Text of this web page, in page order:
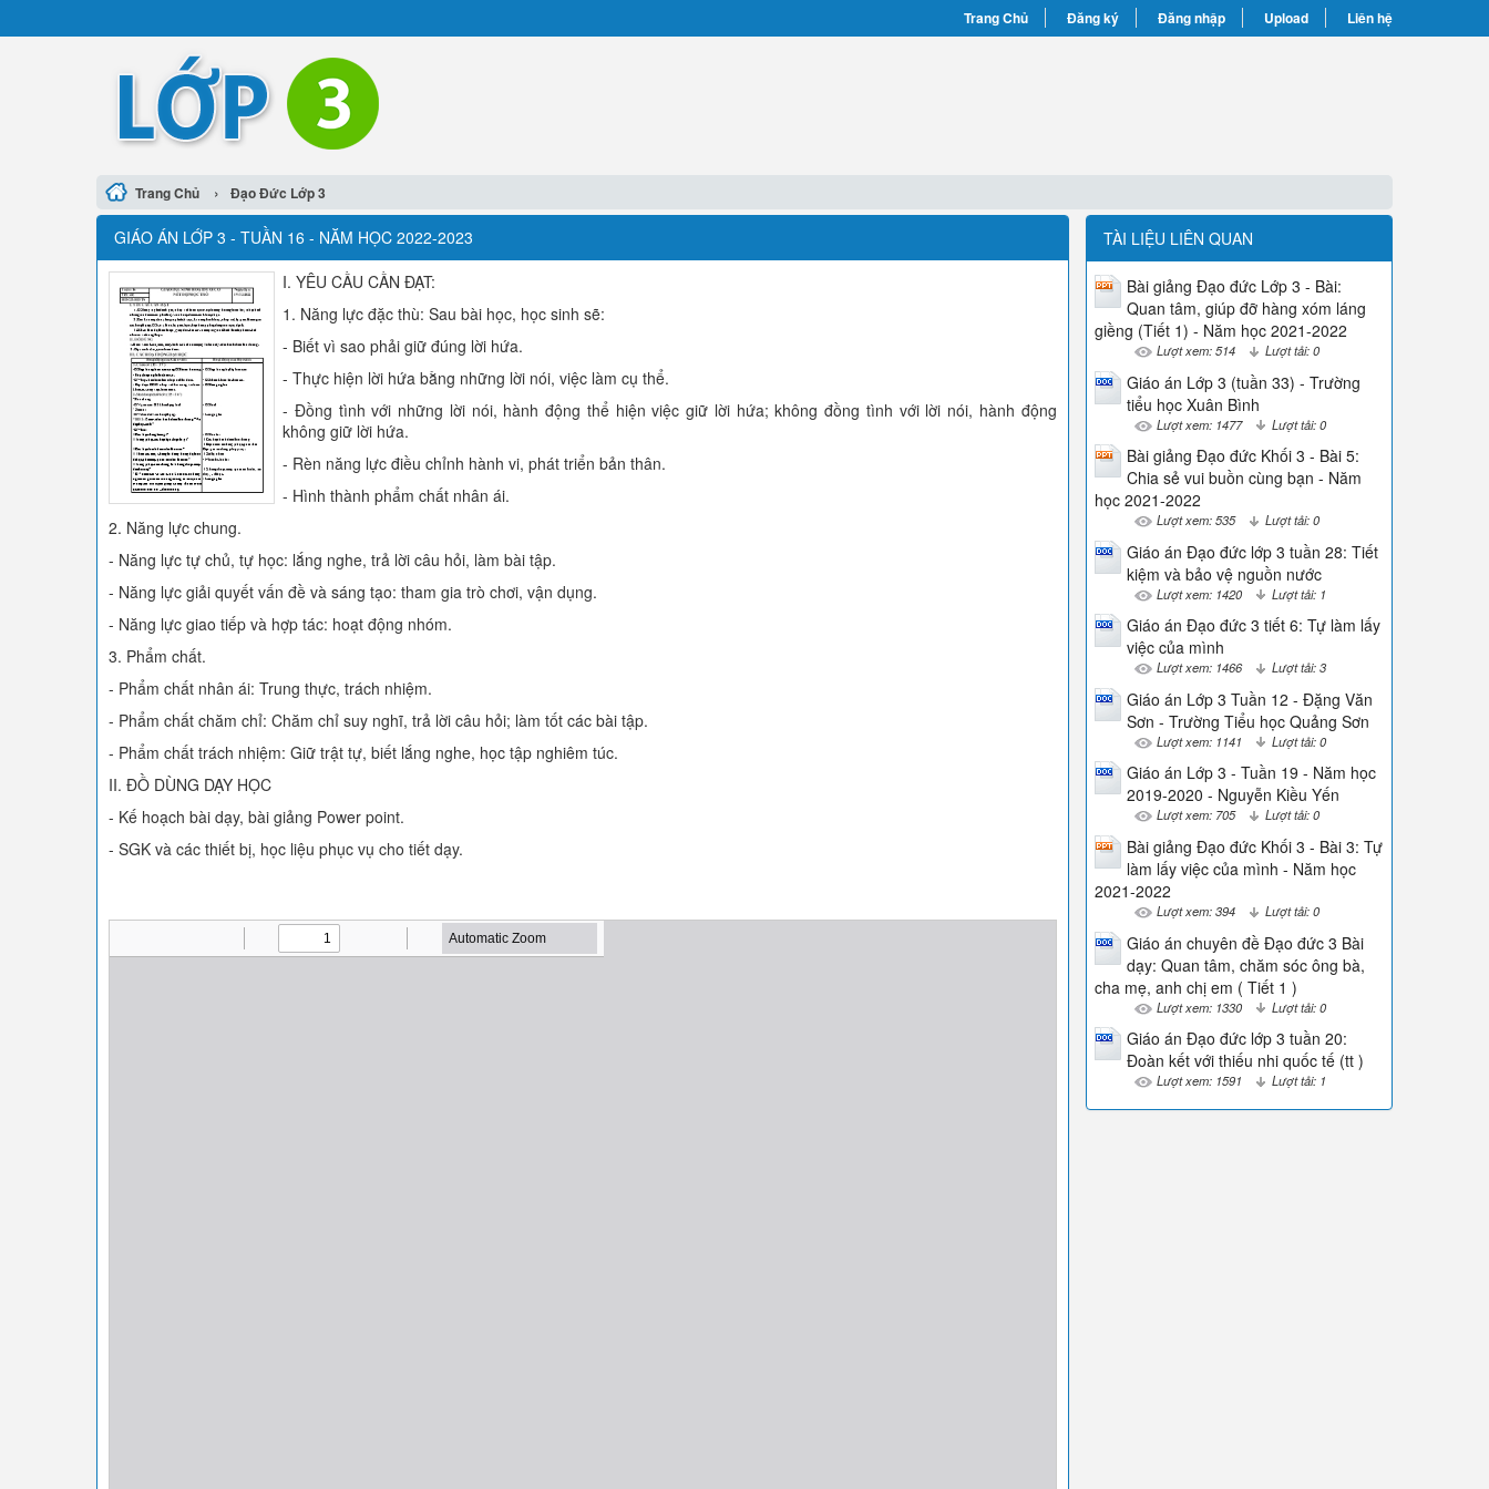
Trang Chủ Đăng ký Đăng nhập Upload Liên hệ
Trang Chủ › Đạo Đức Lớp 3
GIÁO ÁN LỚP 3 - TUẦN 16 - NĂM HỌC 2022-2023
I. YÊU CẦU CẦN ĐẠT:
1. Năng lực đặc thù: Sau bài học, học sinh sẽ:
- Biết vì sao phải giữ đúng lời hứa.
- Thực hiện lời hứa bằng những lời nói, việc làm cụ thể.
- Đồng tình với những lời nói, hành động thể hiện việc giữ lời hứa; không đồng tình với lời nói, hành động
không giữ lời hứa.
- Rèn năng lực điều chỉnh hành vi, phát triển bản thân.
- Hình thành phẩm chất nhân ái.
2. Năng lực chung.
- Năng lực tự chủ, tự học: lắng nghe, trả lời câu hỏi, làm bài tập.
- Năng lực giải quyết vấn đề và sáng tạo: tham gia trò chơi, vận dụng.
- Năng lực giao tiếp và hợp tác: hoạt động nhóm.
3. Phẩm chất.
- Phẩm chất nhân ái: Trung thực, trách nhiệm.
- Phẩm chất chăm chỉ: Chăm chỉ suy nghĩ, trả lời câu hỏi; làm tốt các bài tập.
- Phẩm chất trách nhiệm: Giữ trật tự, biết lắng nghe, học tập nghiêm túc.
II. ĐỒ DÙNG DẠY HỌC
- Kế hoạch bài dạy, bài giảng Power point.
- SGK và các thiết bị, học liệu phục vụ cho tiết dạy.
TÀI LIỆU LIÊN QUAN
Bài giảng Đạo đức Lớp 3 - Bài:
Quan tâm, giúp đỡ hàng xóm láng
giềng (Tiết 1) - Năm học 2021-2022
Lượt xem: 514 Lượt tải: 0
Giáo án Lớp 3 (tuần 33) - Trường
tiểu học Xuân Bình
Lượt xem: 1477 Lượt tải: 0
Bài giảng Đạo đức Khối 3 - Bài 5:
Chia sẻ vui buồn cùng bạn - Năm
học 2021-2022
Lượt xem: 535 Lượt tải: 0
Giáo án Đạo đức lớp 3 tuần 28: Tiết
kiệm và bảo vệ nguồn nước
Lượt xem: 1420 Lượt tải: 1
Giáo án Đạo đức 3 tiết 6: Tự làm lấy
việc của mình
Lượt xem: 1466 Lượt tải: 3
Giáo án Lớp 3 Tuần 12 - Đặng Văn
Sơn - Trường Tiểu học Quảng Sơn
Lượt xem: 1141 Lượt tải: 0
Giáo án Lớp 3 - Tuần 19 - Năm học
2019-2020 - Nguyễn Kiều Yến
Lượt xem: 705 Lượt tải: 0
Bài giảng Đạo đức Khối 3 - Bài 3: Tự
làm lấy việc của mình - Năm học
2021-2022
Lượt xem: 394 Lượt tải: 0
Giáo án chuyên đề Đạo đức 3 Bài
dạy: Quan tâm, chăm sóc ông bà,
cha mẹ, anh chị em ( Tiết 1 )
Lượt xem: 1330 Lượt tải: 0
Giáo án Đạo đức lớp 3 tuần 20:
Đoàn kết với thiếu nhi quốc tế (tt )
Lượt xem: 1591 Lượt tải: 1